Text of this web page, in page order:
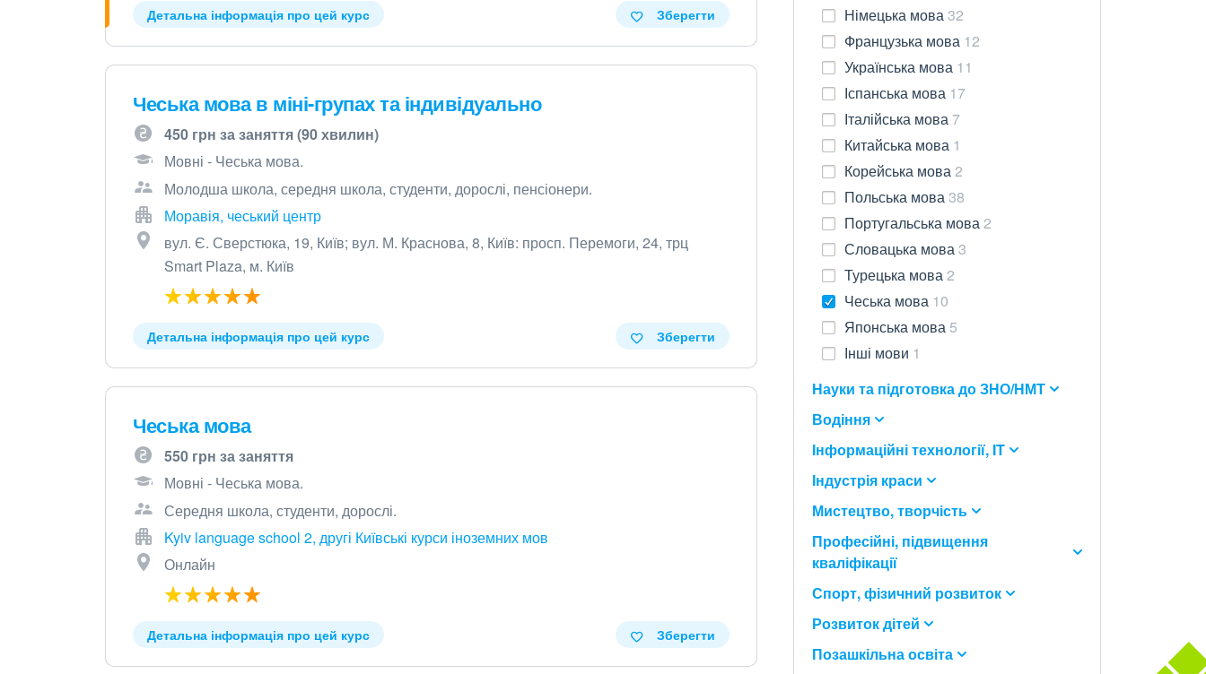
Детальна інформація про цей курс Зберегти
Чеська мова в міні-групах та індивідуально
450 грн за заняття (90 хвилин)
Мовні - Чеська мова.
Молодша школа, середня школа, студенти, дорослі, пенсіонери.
Моравія, чеський центр
вул. Є. Сверстюка, 19, Київ; вул. М. Краснова, 8, Київ: просп. Перемоги, 24, трц
Smart Plaza, м. Київ
Детальна інформація про цей курс Зберегти
Чеська мова
550 грн за заняття
Мовні - Чеська мова.
Середня школа, студенти, дорослі.
Kyiv language school 2, другі Київські курси іноземних мов
Онлайн
Детальна інформація про цей курс Зберегти
Німецька мова32
Французька мова 12
Українська мова 11
Іспанська мова 17
Італійська мова 7
Китайська мова 1
Корейська мова2
Польська мова38
Португальська мова2
Словацька мова3
Турецька мова2
Чеська мова 10
Японська мова 5
Інші мови 1
Науки та підготовка до ЗНО/НМТ
Водіння
Інформаційні технології, IT
Індустрія краси
Мистецтво, творчість
Професійні, підвищення
кваліфікації
Спорт, фізичний розвиток
Розвиток дітей
Позашкільна освіта